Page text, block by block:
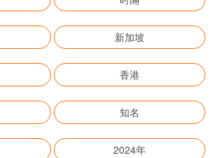
新加坡
香港
知名
2024年